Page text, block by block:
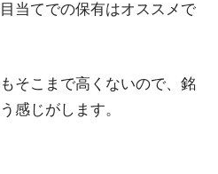
当てでの保有はオススメで
そこまで高くないので、銘
感じがします。